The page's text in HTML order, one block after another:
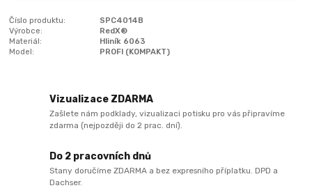
Číslo produktu:
SPC4014B
Výrobce:
RedX®
Materiál:
Hliník 6063
Model:
PROFI (KOMPAKT)
Vizualizace ZDARMA
Zašlete nám podklady, vizualizaci potisku pro vás připravíme
zdarma (nejpozději do 2 prac. dní).
Do 2 pracovních dnů
Stany doručíme ZDARMA a bez expresního příplatku. DPD a
Dachser.